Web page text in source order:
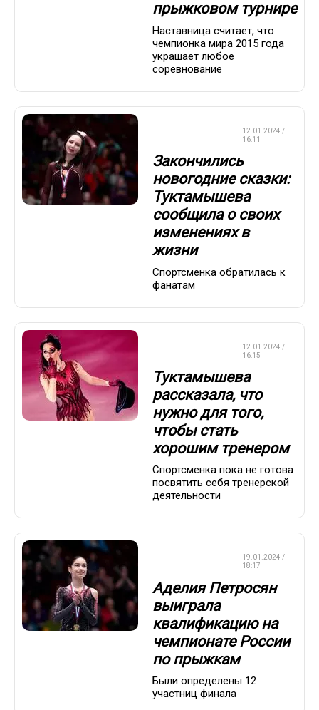
прыжковом турнире
Наставница считает, что
чемпионка мира 2015 года
украшает любое
соревнование
12.01.2024 /
16:11
Закончились
новогодние сказки:
Туктамышева
сообщила о своих
изменениях в
жизни
Спортсменка обратилась к
фанатам
12.01.2024 /
16:15
Туктамышева
рассказала, что
нужно для того,
чтобы стать
хорошим тренером
Спортсменка пока не готова
посвятить себя тренерской
деятельности
19.01.2024 /
18:17
Аделия Петросян
выиграла
квалификацию на
чемпионате России
по прыжкам
Были определены 12
участниц финала